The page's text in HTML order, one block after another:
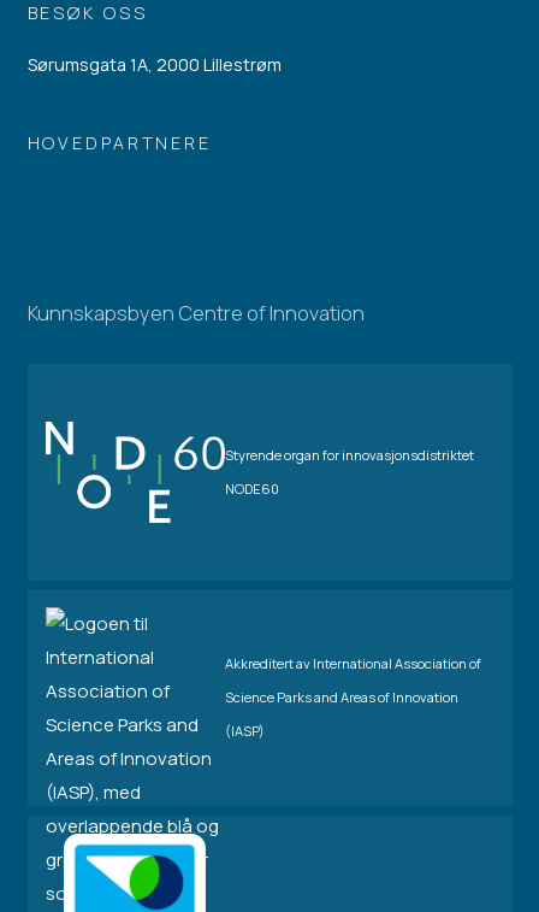
BESØK OSS
Sørumsgata 1A, 2000 Lillestrøm
HOVEDPARTNERE
Kunnskapsbyen Centre of Innovation
Styrende organ for innovasjonsdistriktet
NODE60
Akkreditert av International Association of
Science Parks and Areas of Innovation
(IASP)